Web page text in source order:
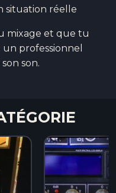
situation réelle
mixage et que tu
professionnel
son.